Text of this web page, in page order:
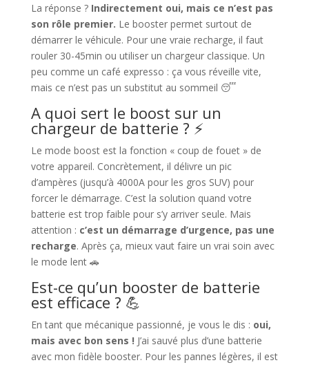
La réponse ? Indirectement oui, mais ce n’est pas
son rôle premier. Le booster permet surtout de
démarrer le véhicule. Pour une vraie recharge, il faut
rouler 30-45min ou utiliser un chargeur classique. Un
peu comme un café expresso : ça vous réveille vite,
mais ce n’est pas un substitut au sommeil 😴
A quoi sert le boost sur un
chargeur de batterie ? ⚡
Le mode boost est la fonction « coup de fouet » de
votre appareil. Concrètement, il délivre un pic
d’ampères (jusqu’à 4000A pour les gros SUV) pour
forcer le démarrage. C’est la solution quand votre
batterie est trop faible pour s’y arriver seule. Mais
attention : c’est un démarrage d’urgence, pas une
recharge. Après ça, mieux vaut faire un vrai soin avec
le mode lent 🚗
Est-ce qu’un booster de batterie
est efficace ? 💪
En tant que mécanique passionné, je vous le dis : oui,
mais avec bon sens ! J’ai sauvé plus d’une batterie
avec mon fidèle booster. Pour les pannes légères, il est